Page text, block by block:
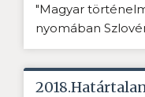
"Magyar
nyomában